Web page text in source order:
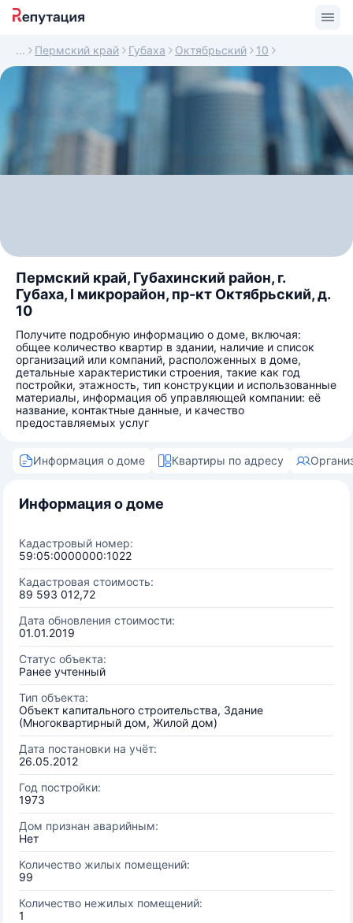
Пермский край Губаха Октябрьский 10
Пермский край, Губахинский район, г.
Губаха, I микрорайон, пр-кт Октябрьский, д.
10
Получите подробную информацию о доме, включая:
общее количество квартир в здании, наличие и список
организаций или компаний, расположенных в доме,
детальные характеристики строения, такие как год
постройки, этажность, тип конструкции и использованные
материалы, информация об управляющей компании: её
название, контактные данные, и качество
предоставляемых услуг
Информация о доме Квартиры по адресу
Информация о доме
Кадастровый номер:
59:05:0000000:1022
Кадастровая стоимость:
89 593 012,72
Дата обновления стоимости:
01.01.2019
Статус объекта:
Ранее учтенный
Тип объекта:
Объект капитального строительства, Здание
(Многоквартирный дом, Жилой дом)
Дата постановки на учёт:
26.05.2012
Год постройки:
1973
Дом признан аварийным:
Нет
Количество жилых помещений:
99
Количество нежилых помещений:
1